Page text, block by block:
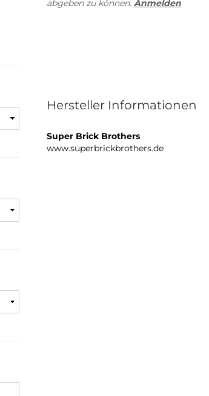
abgeben zu können.Anmelden
Hersteller Informationen
Super Brick Brothers
www.superbrickbrothers.de